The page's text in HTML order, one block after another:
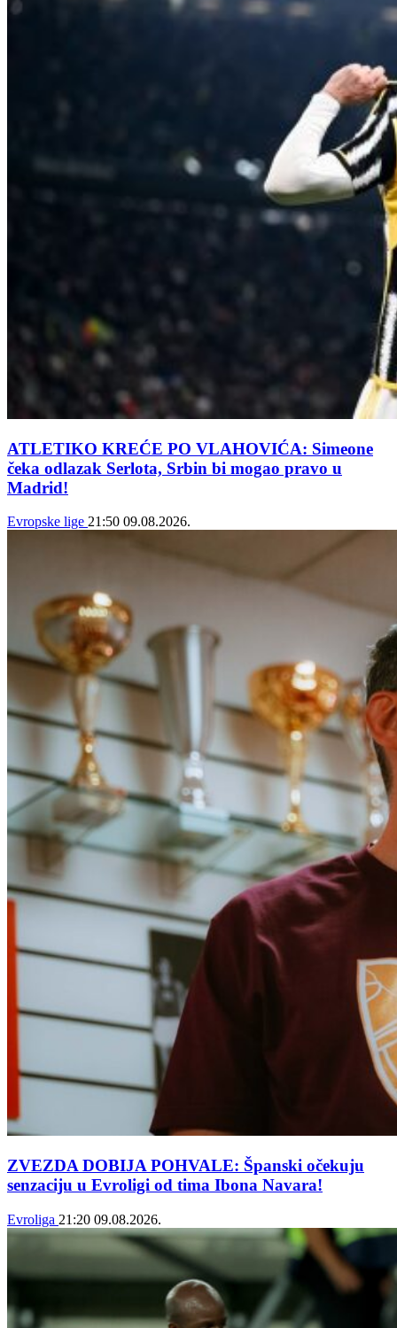
ATLETIKO KREĆE PO VLAHOVIĆA: Simeone
čeka odlazak Serlota, Srbin bi mogao pravo u
Madrid!
Evropske lige 21:50 09.08.2026.
ZVEZDA DOBIJA POHVALE: Španski očekuju
senzaciju u Evroligi od tima Ibona Navara!
Evroliga 21:20 09.08.2026.